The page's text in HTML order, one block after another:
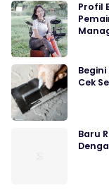
Profil
Cek
Baru